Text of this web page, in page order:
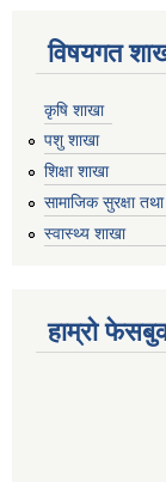
विषयगत
कृषि शाखा
पशु शाखा
शिक्षा शाखा
सामाजिक सुरक्षा
स्वास्थ्य शाखा
हाम्रो